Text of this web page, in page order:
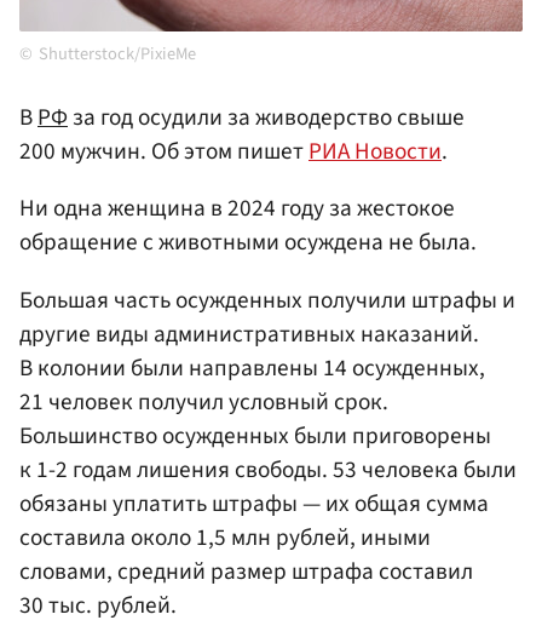
Shutterstock/PixieMe
ВРФза год осудили за живодерство свыше
200 мужчин. Об этом пишетРИА Новости.
Ни одна женщина в 2024 году за жестокое
обращение с животными осуждена не была.
Большая часть осужденных получили штрафы и
другие виды административных наказаний.
В колонии были направлены 14 осужденных,
21 человек получил условный срок.
Большинство осужденных были приговорены
к 1-2 годам лишения свободы. 53 человека были
обязаны уплатить штрафы — их общая сумма
составила около 1,5 млн рублей, иными
словами, средний размер штрафа составил
30 тыс. рублей.